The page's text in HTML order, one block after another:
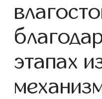
этапах